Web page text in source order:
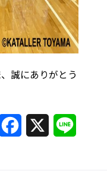
誠にありがとう